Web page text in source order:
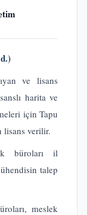
ve lisans
harita ve
için Tapu
lisans verilir.
büroları il
talep
meslek